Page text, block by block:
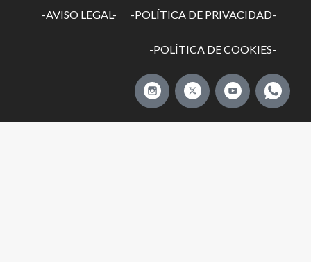
-AVISO LEGAL- -POLÍTICA DE PRIVACIDAD-
-POLÍTICA DE COOKIES-